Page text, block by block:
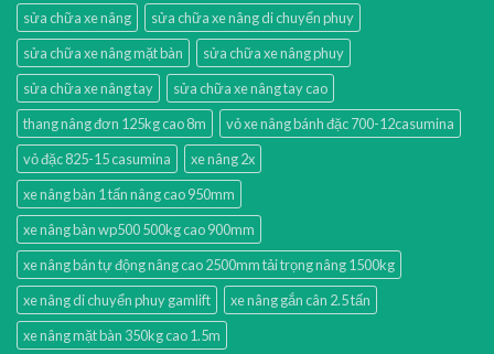
sửa chữa xe nâng
sửa chữa xe nâng di chuyển phuy
sửa chữa xe nâng mặt bàn
sửa chữa xe nâng phuy
sửa chữa xe nâng tay
sửa chữa xe nâng tay cao
thang nâng đơn 125kg cao 8m
vỏ xe nâng bánh đặc 700-12casumina
vỏ đặc 825-15 casumina
xe nâng 2x
xe nâng bàn 1 tấn nâng cao 950mm
xe nâng bàn wp500 500kg cao 900mm
xe nâng bán tự động nâng cao 2500mm tải trọng nâng 1500kg
xe nâng di chuyển phuy gamlift
xe nâng gắn cân 2.5 tấn
xe nâng mặt bàn 350kg cao 1.5m